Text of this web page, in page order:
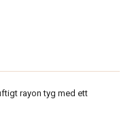
rayon tyg med ett